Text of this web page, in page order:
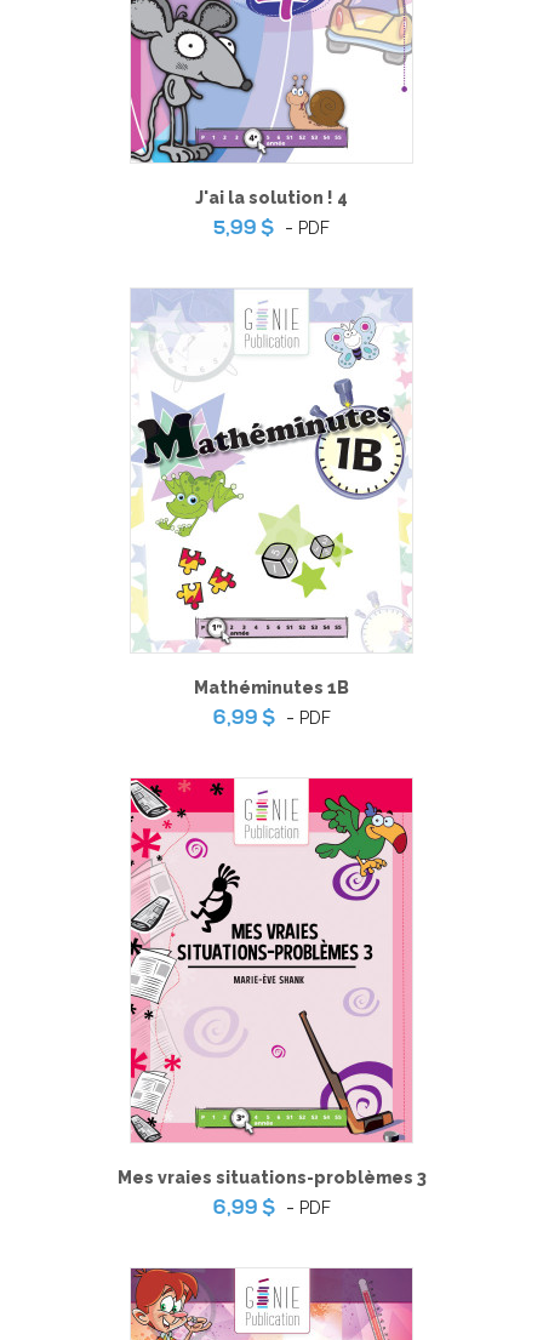
J'ai la solution ! 4
5,99 $
- PDF
Mathéminutes 1B
6,99 $
- PDF
Mes vraies situations-problèmes 3
6,99 $
- PDF